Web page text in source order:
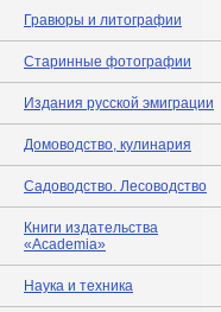
Гравюры и литографии
Старинные фотографии
Издания русской эмиграции
Домоводство, кулинария
Садоводство. Лесоводство
Книги издательства
«Academia»
Наука и техника